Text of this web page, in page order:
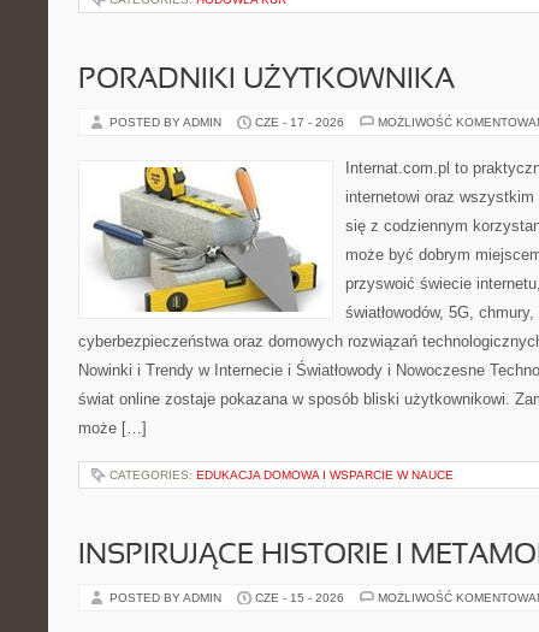
PORADNIKI UŻYTKOWNIKA
POSTED BY ADMIN CZE - 17 - 2026 MOŻLIWOŚĆ
Internat.com.pl to
internetowi oraz
się z codziennym
może być dobrym
przyswoić świecie
światłowodów, 5G,
cyberbezpieczeństwa oraz domowych rozwiązań
Nowinki i Trendy w Internecie i Światłowody i Nowoczesne
świat online zostaje pokazana w sposób bliski użytkownikowi.
może […]
CATEGORIES: EDUKACJA DOMOWA I WSPARCIE W NAUCE
INSPIRUJĄCE HISTORIE I
POSTED BY ADMIN CZE - 15 - 2026 MOŻLIWOŚĆ